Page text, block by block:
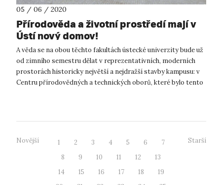
05 / 06 / 2020
Přírodověda a životní prostředí mají v
Ústí nový domov!
A věda se na obou těchto fakultách ústecké univerzity bude už
od zimního semestru dělat v reprezentativních, moderních
prostorách historicky největší a nejdražší stavby kampusu: v
Centru přírodovědných a technických oborů, které bylo tento
Novější 1 2 3 4 5 6
7
8
9 10 11 12
13
14
15 16 17 18
19
Starší